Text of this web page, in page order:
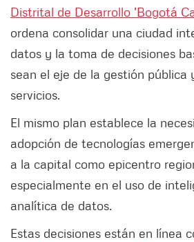
Distrital de Desarrollo 'Bogotá
ordena consolidar una ciudad
datos y la toma de decisiones
sean el eje de la gestión pública
servicios.
El mismo plan establece la
adopción de tecnologías
a la capital como epicentro
especialmente en el uso de
analítica de datos.
Estas decisiones están en línea